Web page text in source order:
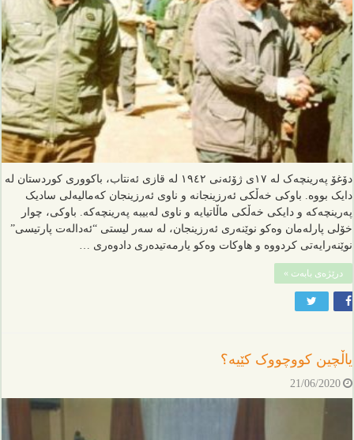
دۆغۆ پەرینچەک لە ١٧ی ژۆئەنی ١٩٤٢ لە قازی ئەنتاب، باکووری کوردستان لە
دایک بووە. باوکی خەڵکی ئەرزینجانە و ناوی ئەرزینجان کەمالیەلی سادیک
پەرینچەکە و دایکی خەڵکی ماڵاتیایە و ناوی لەبیبە پەرینچەکە. باوکی، چوار
خۆلی پارلەمان وەکو نوێنەری ئەرزینجان، لە سەر لیستی “ئەدالەت پارتیسی”
نوێنەرایەتی کردووە و هاوکات وەکو یارمەتیدەری دادوەری …
درێژەی بابەت »
یاڵچین کووچووک کێیە؟
21/06/2020